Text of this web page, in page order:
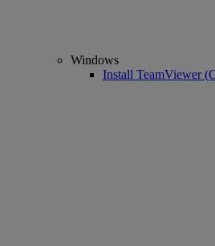
Windows
Install TeamViewer